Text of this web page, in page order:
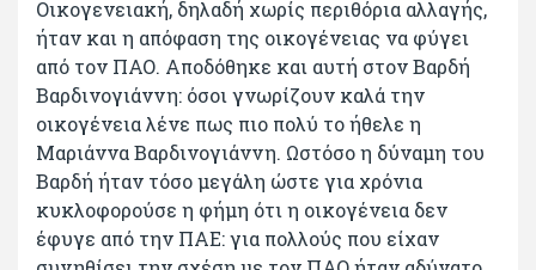
Οικογενειακή, δηλαδή χωρίς περιθόρια αλλαγής,
ήταν και η απόφαση της οικογένειας να φύγει
από τον ΠΑΟ. Αποδόθηκε και αυτή στον Βαρδή
Βαρδινογιάννη: όσοι γνωρίζουν καλά την
οικογένεια λένε πως πιο πολύ το ήθελε η
Μαριάννα Βαρδινογιάννη. Ωστόσο η δύναμη του
Βαρδή ήταν τόσο μεγάλη ώστε για χρόνια
κυκλοφορούσε η φήμη ότι η οικογένεια δεν
έφυγε από την ΠΑΕ: για πολλούς που είχαν